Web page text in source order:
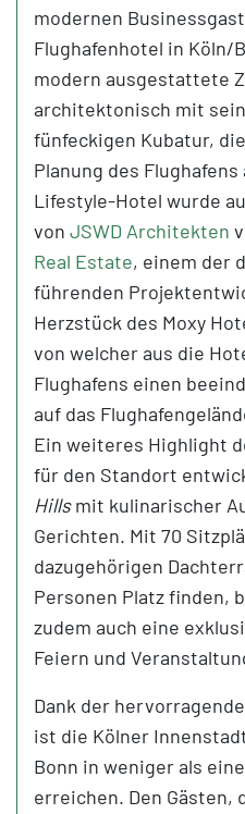
modernen
Flughafenhotel in Köln/
modern ausgestattete
architektonisch mit
fünfeckigen Kubatur,
Planung des
Lifestyle-Hotel wurde
von JSWD Architekten
Real Estate, einem der
führenden
Herzstück des Moxy
von welcher aus die
Flughafens einen
auf das
Ein weiteres Highlight
für den Standort
Hillsmit kulinarischer
Gerichten. Mit 70
dazugehörigen
Personen Platz finden,
zudem auch eine
Feiern und
Dank der
ist die Kölner
Bonn in weniger als
erreichen. Den Gästen,